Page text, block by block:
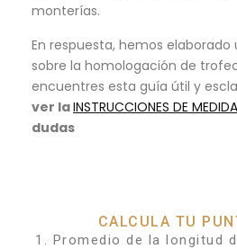
monterías.
En respuesta, hemos
sobre la homologación de
encuentres esta guía útil y
ver laINSTRUCCIONES DE MEDIDA
dudas
CALCULA TU
1. Promedio de la longitud